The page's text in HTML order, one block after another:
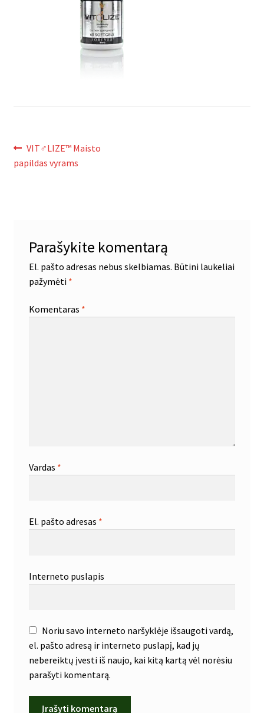
Navigacija
tarp
Ankstenis
įrašas:
VIT♂LIZE™ Maisto
papildas vyrams
Parašykite komentarą
El. pašto adresas nebus skelbiamas. Būtini laukeliai
pažymėti *
Komentaras *
Vardas *
El. pašto adresas *
Interneto puslapis
Noriu savo interneto naršyklėje išsaugoti vardą,
el. pašto adresą ir interneto puslapį, kad jų
nebereiktų įvesti iš naujo, kai kitą kartą vėl norėsiu
parašyti komentarą.